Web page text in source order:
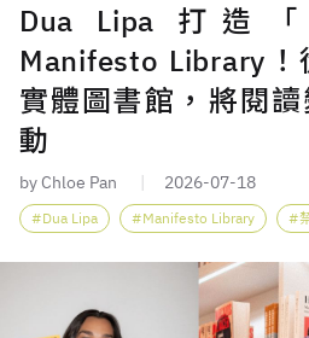
Dua Lipa 打造
Manifesto Library！
實體圖書館，將閱
動
by Chloe Pan 2026-07-18
Dua Lipa Manifesto Library